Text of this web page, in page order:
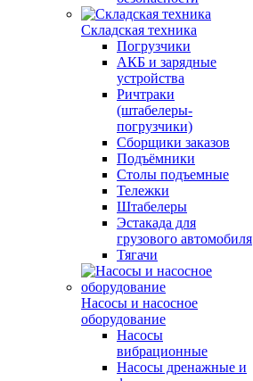
Складская техника
Погрузчики
АКБ и зарядные
устройства
Ричтраки
(штабелеры-
погрузчики)
Сборщики заказов
Подъёмники
Столы подъемные
Тележки
Штабелеры
Эстакада для
грузового автомобиля
Тягачи
Насосы и насосное
оборудование
Насосы
вибрационные
Насосы дренажные и